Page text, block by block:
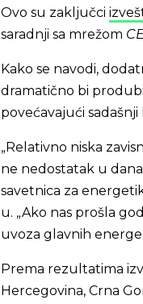
Ovo su zaključci
saradnji sa mrežom
Kako se navodi,
dramatično bi
povećavajući
„Relativno niska
ne nedostatak u
savetnica za
u. „Ako nas prošla
uvoza glavnih
Prema rezultatima
Hercegovina, Crna